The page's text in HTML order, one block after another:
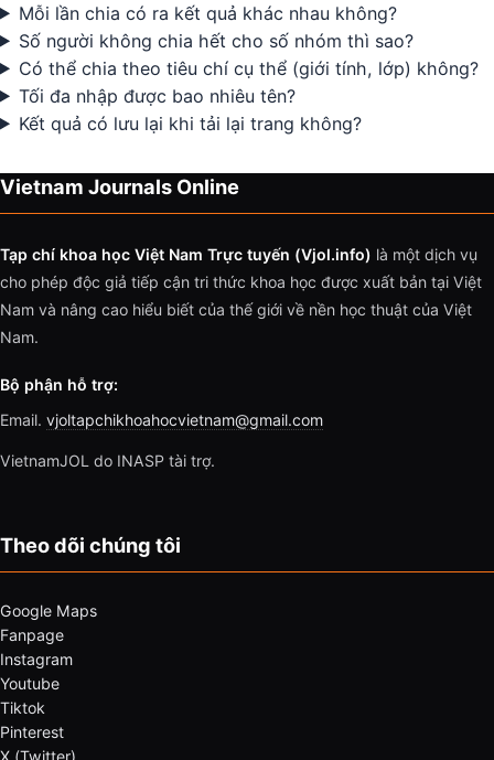
Mỗi lần chia có ra kết quả khác nhau không?
Số người không chia hết cho số nhóm thì sao?
Có thể chia theo tiêu chí cụ thể (giới tính, lớp) không?
Tối đa nhập được bao nhiêu tên?
Kết quả có lưu lại khi tải lại trang không?
Vietnam Journals Online
Tạp chí khoa học Việt Nam Trực tuyến (Vjol.info) là một dịch vụ
cho phép độc giả tiếp cận tri thức khoa học được xuất bản tại Việt
Nam và nâng cao hiểu biết của thế giới về nền học thuật của Việt
Nam.
Bộ phận hỗ trợ:
Email. vjoltapchikhoahocvietnam@gmail.com
VietnamJOL do INASP tài trợ.
Theo dõi chúng tôi
Google Maps
Fanpage
Instagram
Youtube
Tiktok
Pinterest
X (Twitter)